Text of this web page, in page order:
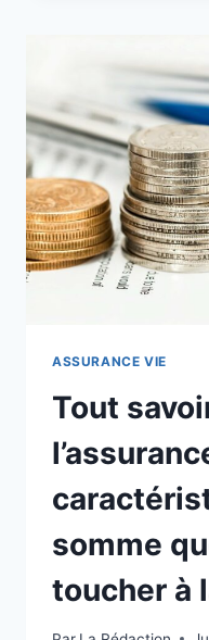
POUR
LES
ASSURANCE VIE
Tout
somme
toucher à